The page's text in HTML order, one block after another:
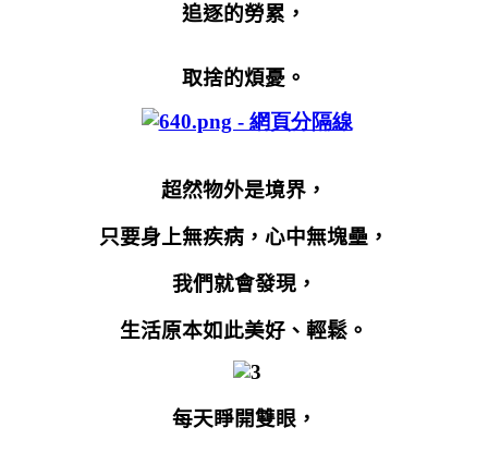
追逐的勞累，
取捨的煩憂。
超然物外是境界，
只要身上無疾病，心中無塊壘，
我們就會發現，
生活原本如此美好、輕鬆。
每天睜開雙眼，